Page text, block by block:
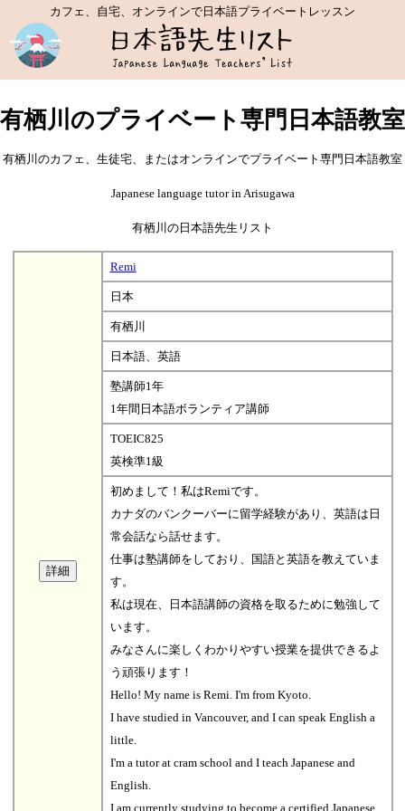
カフェ、自宅、オンラインで日本語プライベートレッスン
有栖川のプライベート専門日本語教室
有栖川のカフェ、生徒宅、またはオンラインでプライベート専門日本語教室
Japanese language tutor in Arisugawa
有栖川の日本語先生リスト
Remi
日本
有栖川
日本語、英語
塾講師1年
1年間日本語ボランティア講師
TOEIC825
英検準1級
初めまして！私はRemiです。
カナダのバンクーバーに留学経験があり、英語は日
常会話なら話せます。
仕事は塾講師をしており、国語と英語を教えていま
す。
私は現在、日本語講師の資格を取るために勉強して
います。
みなさんに楽しくわかりやすい授業を提供できるよ
う頑張ります！
Hello! My name is Remi. I'm from Kyoto.
I have studied in Vancouver, and I can speak English a
little.
I'm a tutor at cram school and I teach Japanese and
English.
I am currently studying to become a certified Japanese